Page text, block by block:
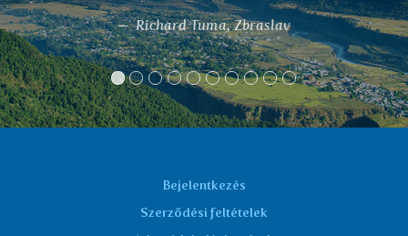
befejeztem az
gyógyítását, mint
Marta K.
Bejelentkezés
Szerződési feltételek